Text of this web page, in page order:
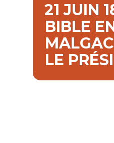
21 JUIN
BIBLE
LE